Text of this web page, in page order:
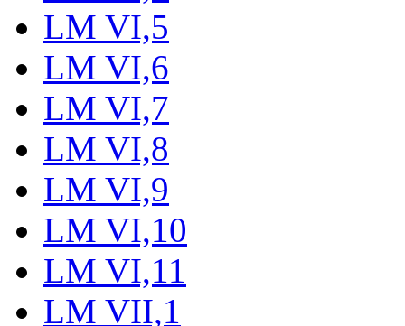
LM VI,5
LM VI,6
LM VI,7
LM VI,8
LM VI,9
LM VI,10
LM VI,11
LM VII,1